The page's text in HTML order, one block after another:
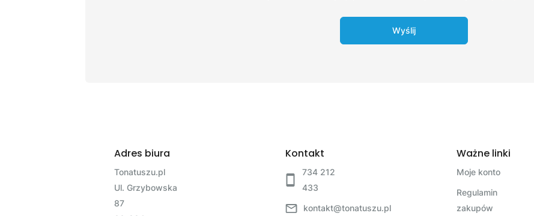
Wyślij
Adres biura
Tonatuszu.pl
Ul. Grzybowska
87
Kontakt
734 212
433
kontakt@tonatuszu.pl
Ważne linki
Moje konto
Regulamin
zakupów